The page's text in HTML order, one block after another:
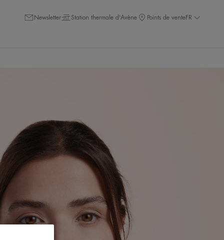
Newsletter Station thermale d'Avène Points de venteFR